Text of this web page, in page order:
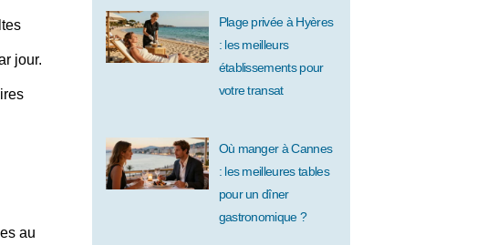
jour.
au
Plage privée à Hyères
: les meilleurs
établissements pour
votre transat
Où manger à Cannes
: les meilleures tables
pour un dîner
gastronomique ?